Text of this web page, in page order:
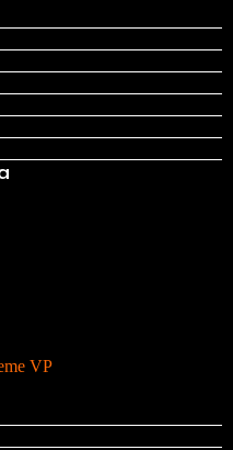
VP